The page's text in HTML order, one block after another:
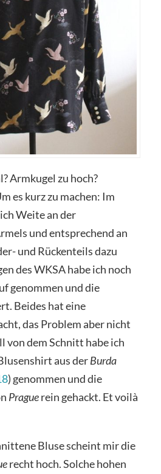
Armkugel zu hoch?
es kurz zu machen: Im
Weite an der
und entsprechend an
und Rückenteils dazu
des WKSA habe ich noch
genommen und die
Beides hat eine
das Problem aber nicht
von dem Schnitt habe ich
aus derBurda
) genommen und die
Praguerein gehackt. Et voilà
Bluse scheint mir die
recht hoch. Solche hohen